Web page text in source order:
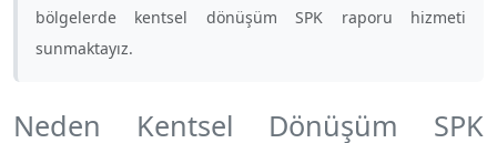
bölgelerde kentsel dönüşüm SPK raporu hizmeti
sunmaktayız.
Neden Kentsel Dönüşüm SPK